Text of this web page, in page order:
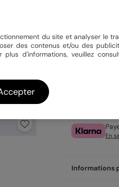
Planche
Expédition
En
Informations
du site et analyser le
des contenus et/ou des
plus d'informations, veuillez